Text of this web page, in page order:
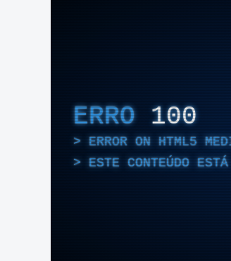
ERRO 100
ERROR ON HTML5
ESTE CONTEÚDO